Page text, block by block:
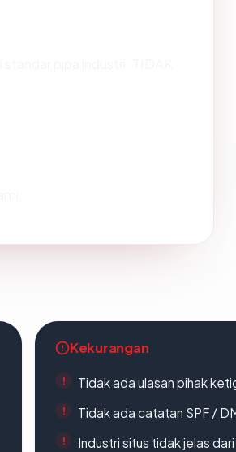
Kekurangan
Tidak ada ulasan pihak
Tidak ada catatan SPF /
Industri situs tidak jelas